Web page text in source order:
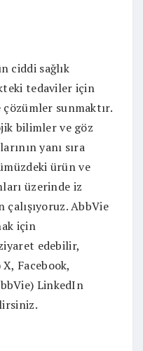
ciddi sağlık
tedaviler için
sunmaktır.
bilimler ve göz
yanı sıra
ürün ve
üzerinde iz
AbbVie
için
edebilir,
Facebook,
LinkedIn